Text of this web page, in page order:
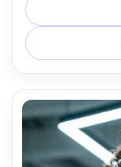
色調の居心地の
ン実用的なライ
フレーミング、
ア